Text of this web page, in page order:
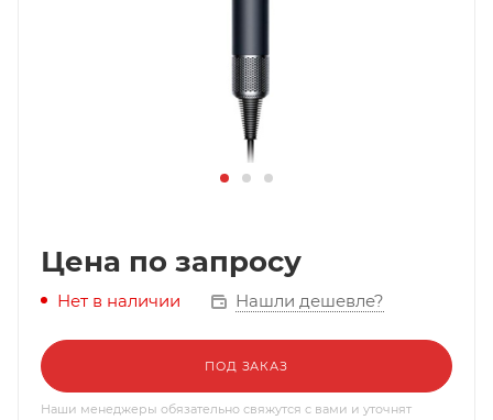
Цена по запросу
Нет в наличии Нашли дешевле?
ПОД ЗАКАЗ
Наши менеджеры обязательно свяжутся с вами и уточнят